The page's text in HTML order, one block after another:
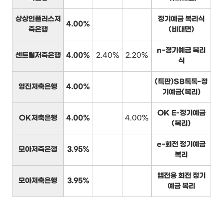
상상인플러스저
축은행
4.00%
정기예금 복리식
(비대면)
센트럴저축은행 4.00% 2.40% 2.20%
n-정기예금 복리
식
영진저축은행 4.00%
(특판)SB톡톡-정
기예금(복리)
OK저축은행 4.00% 4.00%
OK E-정기예금
(복리)
모아저축은행 3.95%
e-회전 정기예금
복리
모아저축은행 3.95%
앱전용 회전 정기
예금 복리